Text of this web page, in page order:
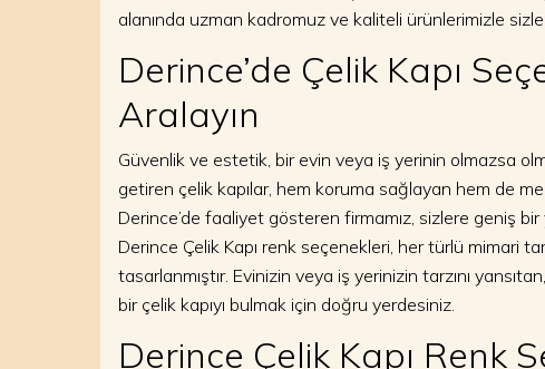
alanında uzman kadromuz ve kaliteli ürünlerimizle
Derince’de Çelik Kapı
Aralayın
Güvenlik ve estetik, bir evin veya iş yerinin olmazsa
getiren çelik kapılar, hem koruma sağlayan hem de
Derince’de faaliyet gösteren firmamız, sizlere geniş
Derince Çelik Kapı renk seçenekleri, her türlü mimari
tasarlanmıştır. Evinizin veya iş yerinizin tarzını
bir çelik kapıyı bulmak için doğru yerdesiniz.
Derince Çelik Kapı Renk